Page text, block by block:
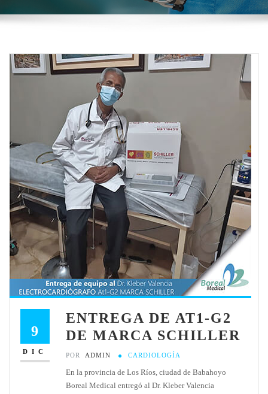
9
DIC
ENTREGA DE AT1-G2
DE MARCA SCHILLER
POR ADMIN CARDIOLOGÍA
En la provincia de Los Ríos, ciudad de Babahoyo
Boreal Medical entregó al Dr. Kleber Valencia